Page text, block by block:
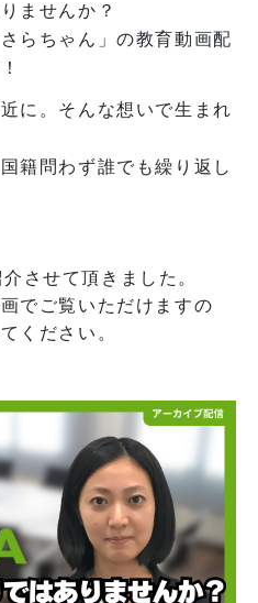
ませんか？
らちゃん」の教育動画配
に。そんな想いで生まれ
籍問わず誰でも繰り返し
させて頂きました。
でご覧いただけますの
ください。